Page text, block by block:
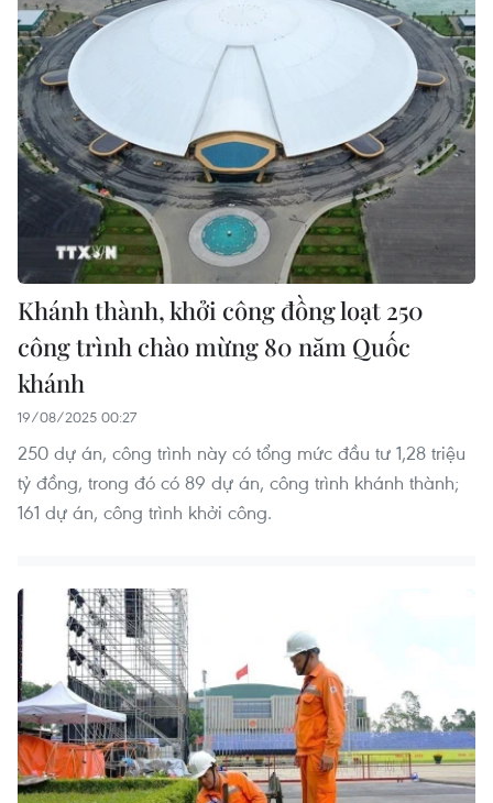
Khánh thành, khởi công đồng loạt 250
công trình chào mừng 80 năm Quốc
khánh
19/08/2025 00:27
250 dự án, công trình này có tổng mức đầu tư 1,28 triệu
tỷ đồng, trong đó có 89 dự án, công trình khánh thành;
161 dự án, công trình khởi công.